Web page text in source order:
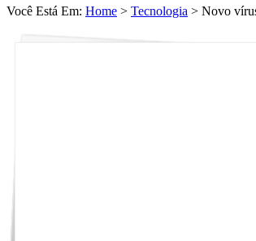
Você Está Em: Home > Tecnologia > Novo